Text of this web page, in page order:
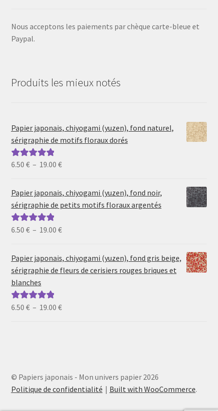
Nous acceptons les paiements par chèque carte-bleue et
Paypal.
Produits les mieux notés
Papier japonais, chiyogami (yuzen), fond naturel,
sérigraphie de motifs floraux dorés
Note5.00sur
6.50 € – 19.00 €Plage
prix :
6.50 €
19.00 €
Papier japonais, chiyogami (yuzen), fond noir,
sérigraphie de petits motifs floraux argentés
Note5.00sur
6.50 € – 19.00 €Plage
prix :
6.50 €
Papier japonais, chiyogami (yuzen), fond gris beige,
sérigraphie de fleurs de cerisiers rouges briques et
blanches
Note5.00sur
6.50 € – 19.00 €Plage
© Papiers japonais - Mon univers papier 2026
Politique de confidentialité
Built with WooCommerce.